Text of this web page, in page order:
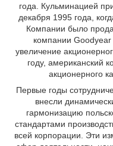
года. Кульминацией
декабря 1995 года,
Компании было
компании
увеличение
году, американский
акционерного
Первые годы
внесли
гармонизацию
стандартами
всей корпорации. Эти